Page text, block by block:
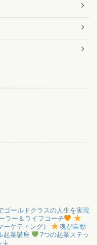
ゴールドクラスの人生を実現
ラー＆ライフコーチ
ケティング）
魂が自動
起業講座
7つの起業ステッ